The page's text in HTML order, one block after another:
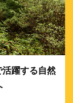
躍する自然